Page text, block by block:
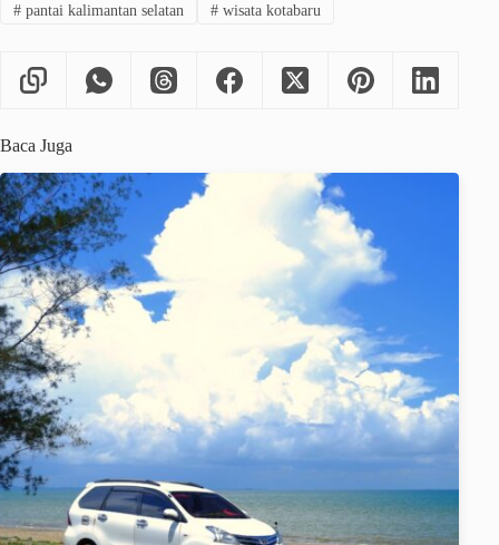
#pantai kalimantan selatan #wisata kotabaru
Baca Juga